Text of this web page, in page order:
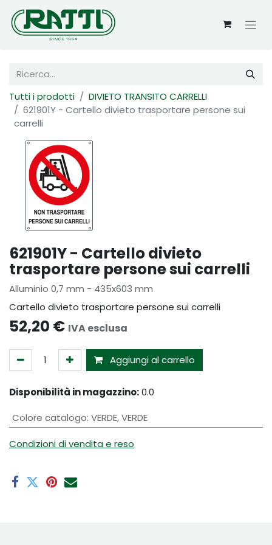
Tutti i prodotti
DIVIETO TRANSITO CARRELLI
621901Y - Cartello divieto trasportare persone sui
carrelli
621901Y - Cartello divieto
trasportare persone sui carrelli
Alluminio 0,7 mm - 435x603 mm
Cartello divieto trasportare persone sui carrelli
52,20 € IVA esclusa
Aggiungi al carrello
Disponibilità in magazzino:0.0
Colore catalogo: VERDE,VERDE
Condizioni di vendita e reso